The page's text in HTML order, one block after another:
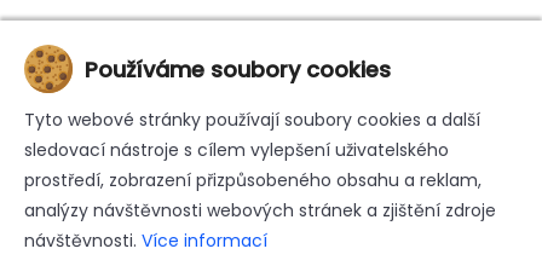
INFORMACE
Kontakt
Whistleblowing
Zásady ochrany osobních údajů
Reklamační řád
Používáme soubory cookies
Tyto webové stránky používají soubory cookies a další
sledovací nástroje s cílem vylepšení uživatelského
prostředí, zobrazení přizpůsobeného obsahu a reklam,
analýzy návštěvnosti webových stránek a zjištění zdroje
návštěvnosti. Více informací